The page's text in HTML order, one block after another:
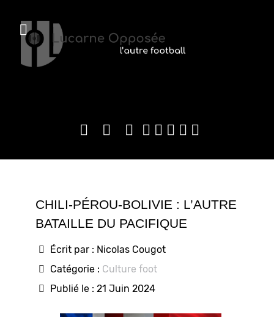
CHILI-PÉROU-BOLIVIE : L’AUTRE
BATAILLE DU PACIFIQUE
Écrit par : Nicolas Cougot
Catégorie : Culture foot
Publié le : 21 Juin 2024